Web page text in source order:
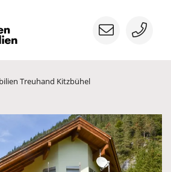
Treuhand Kitzbühel